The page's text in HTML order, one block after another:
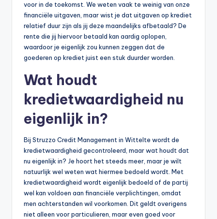
voor in de toekomst. We weten vaak te weinig van onze
financiële uitgaven, maar wist je dat uitgaven op krediet
relatief duur zijn als jij deze maandelijks afbetaald? De
rente die jij hiervoor betaald kan aardig oplopen,
waardoor je eigenlijk zou kunnen zeggen dat de
goederen op krediet juist een stuk duurder worden.
Wat houdt
kredietwaardigheid nu
eigenlijk in?
Bij Struzzo Credit Management in Wittelte wordt de
kredietwaardigheid gecontroleerd, maar wat houdt dat
nu eigenlijk in? Je hoort het steeds meer, maar je wilt
natuurlijk wel weten wat hiermee bedoeld wordt. Met
kredietwaardigheid wordt eigenlijk bedoeld of de partij
wel kan voldoen aan financiële verplichtingen, omdat
men achterstanden wil voorkomen. Dit geldt overigens
niet alleen voor particulieren, maar even goed voor